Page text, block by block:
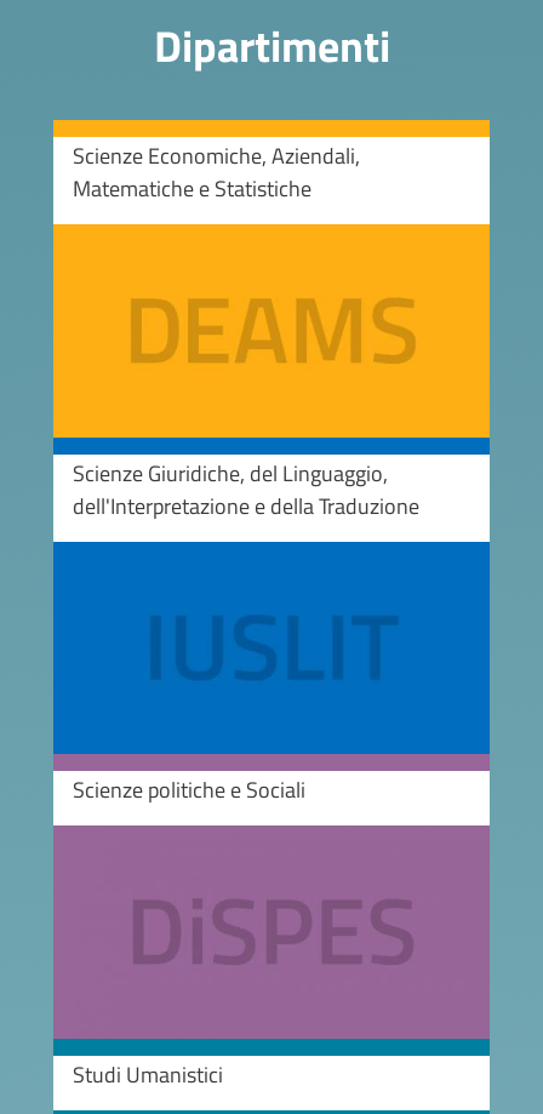
Dipartimenti
Scienze Economiche, Aziendali,
Matematiche e Statistiche
Scienze Giuridiche, del Linguaggio,
dell'Interpretazione e della Traduzione
Scienze politiche e Sociali
Studi Umanistici